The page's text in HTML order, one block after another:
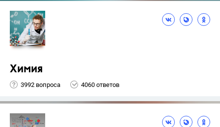
Химия
3992 вопроса 4060 ответов